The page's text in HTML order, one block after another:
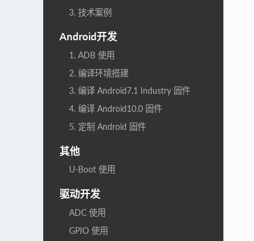
3. 技术案例
Android开发
1. ADB 使用
2. 编译环境搭建
3. 编译 Android7.1 Industry 固件
4. 编译 Android10.0 固件
5. 定制 Android 固件
其他
U-Boot 使用
驱动开发
ADC 使用
GPIO 使用